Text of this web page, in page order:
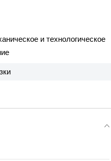
и технологическое